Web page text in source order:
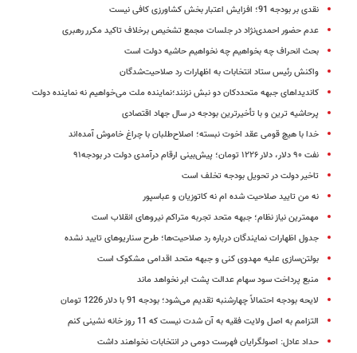
نقدی بر بودجه 91؛ افزایش اعتبار بخش کشاورزی کافی نیست
عدم حضور احمدی‌نژاد در جلسات مجمع تشخیص برخلاف تاکید مکرر رهبری
بحث انحراف چه بخواهیم چه نخواهیم حاشیه دولت است
واکنش رئیس ستاد انتخابات به اظهارات رد صلاحیت‌شدگان
کاندیداهای جبهه متحددکان دو نبش نزنند؛نماینده ملت می‌خواهیم نه نماینده دولت
پرحاشیه ترین و با تأخیرترین بودجه در سال جهاد اقتصادی
خدا با هیچ قومی عقد اخوت نبسته؛ اصلاح‌طلبان با چراغ خاموش آمده‌اند
نفت ۹۰ دلار، ‌دلار ۱۲۲۶ تومان؛ پیش‌بینی ارقام درآمدی دولت در بودجه۹۱
تاخیر دولت در تحویل بودجه تخلف است
نه من تایید صلاحیت شده ام نه کاتوزیان و عباسپور
مهمترین نیاز نظام؛ جبهه متحد تجربه متراکم نیروهای انقلاب است
جدول اظهارات نمایندگان درباره رد صلاحیت‌ها؛ طرح سناریوهای تایید نشده
بولتن‌سازی علیه مهدوی کنی و جبهه متحد اقدامی مشکوک است
منبع پرداخت سود سهام عدالت پشت ابر نخواهد ماند
لایحه بودجه احتمالاً چهارشنبه تقدیم می‌شود؛ بودجه 91 با دلار 1226 تومان
التزامم به اصل ولایت فقیه به آن شدت نیست که 11 روز خانه نشینی کنم
حداد عادل: اصولگرایان فهرست دومی در انتخابات نخواهند داشت